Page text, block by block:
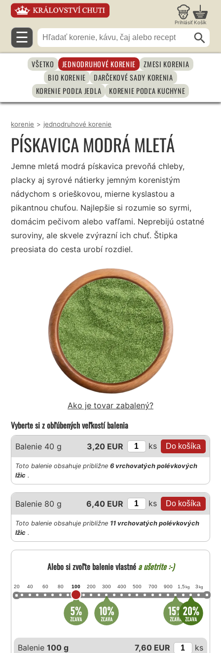
Prihlásiť Košík
☰
VŠETKO JEDNODRUHOVÉ KORENIE
ZMESI KORENIA
BIO KORENIE
DARČEKOVÉ SADY KORENIA
KORENIE PODĽA JEDLA
KORENIE PODĽA KUCHYNE
korenie > jednodruhové korenie
PÍSKAVICA MODRÁ MLETÁ
Jemne mletá modrá pískavica prevoňá chleby,
placky aj syrové nátierky jemným korenistým
nádychom s orieškovou, mierne kyslastou a
pikantnou chuťou. Najlepšie si rozumie so syrmi,
domácim pečivom alebo vafľami. Neprebijú ostatné
suroviny, ale skvele zvýrazní ich chuť. Štipka
preosiata do cesta urobí rozdiel.
Ako je tovar zabalený?
Vyberte si z obľúbených veľkostí balenia
Balenie 40 g 3,20 EUR ks
Toto balenie obsahuje približne6 vrchovatých polévkových
lžic .
Balenie 80 g 6,40 EUR ks
Toto balenie obsahuje približne 11 vrchovatých polévkových
lžic .
Alebo si zvoľte balenie vlastnéa ušetrite :-)
20 40 60 80 100 200 300 400 500 700 900 1,5 kg 3 kg
Balenie100 g 7,60 EUR ks